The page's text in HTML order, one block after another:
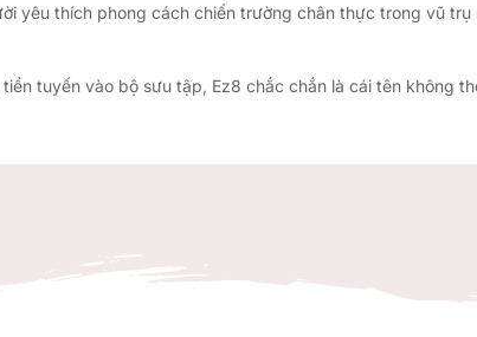
yêu thích phong cách chiến trường chân thực trong vũ
tuyến vào bộ sưu tập, Ez8 chắc chắn là cái tên không